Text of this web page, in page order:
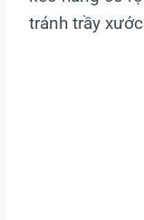
tránh trầy